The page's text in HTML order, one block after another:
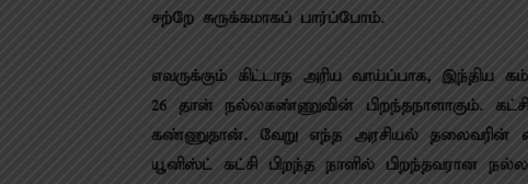
சற்றே சுருக்கமாகப் பார்ப்போம்.
எவருக்​கும் கிட்டாத அரிய வாய்ப்பாக, இந்திய
26 ​தான் நல்​ல​கண்​ணு​வின் பிறந்​த​நாளாகும்.
கண்​ணு​தான். வேறு எந்த அரசியல் தலைவரின்
யூனிஸ்ட் கட்சி பிறந்த நாளில் பிறந்​தவ​ரான